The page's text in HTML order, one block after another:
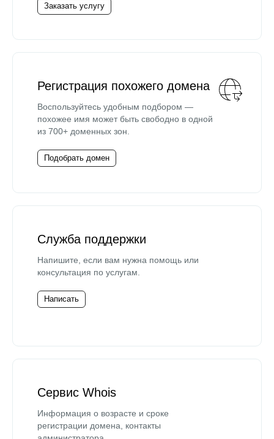
Заказать услугу
Регистрация похожего домена
Воспользуйтесь удобным подбором —
похожее имя может быть свободно в одной
из 700+ доменных зон.
Подобрать домен
Служба поддержки
Напишите, если вам нужна помощь или
консультация по услугам.
Написать
Сервис Whois
Информация о возрасте и сроке
регистрации домена, контакты